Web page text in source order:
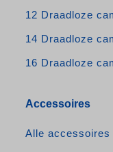
12 Draadloze
14 Draadloze
16 Draadloze
Accessoires
Alle accessoires